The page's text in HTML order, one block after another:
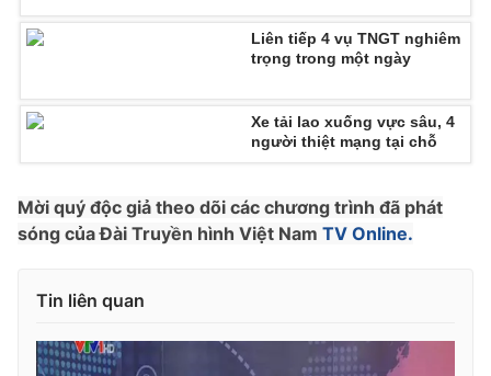
Liên tiếp 4 vụ TNGT nghiêm
trọng trong một ngày
Xe tải lao xuống vực sâu, 4
người thiệt mạng tại chỗ
Mời quý độc giả theo dõi các chương trình đã phát
sóng của Đài Truyền hình Việt Nam TV Online.
Tin liên quan